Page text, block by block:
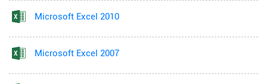
Microsoft Excel 2010
Microsoft Excel 2007